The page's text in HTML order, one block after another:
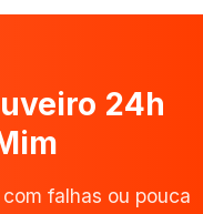
24h
falhas ou pouca